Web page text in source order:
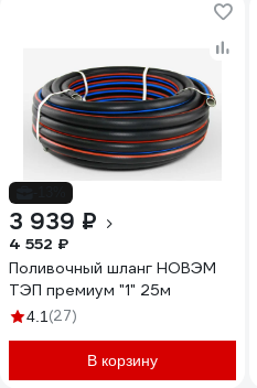
3 939 ₽
4 552 ₽
Поливочный шланг НОВЭМ
ТЭП премиум "1" 25м
4.1 (27)
В корзину